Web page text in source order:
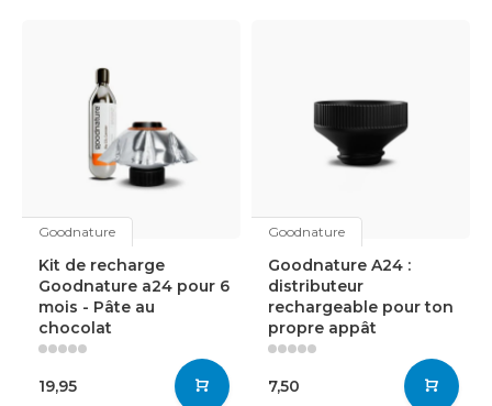
Goodnature
Kit de recharge
Goodnature a24 pour 6
mois - Pâte au
chocolat
19,95
Goodnature
Goodnature A24 :
distributeur
rechargeable pour ton
propre appât
7,50